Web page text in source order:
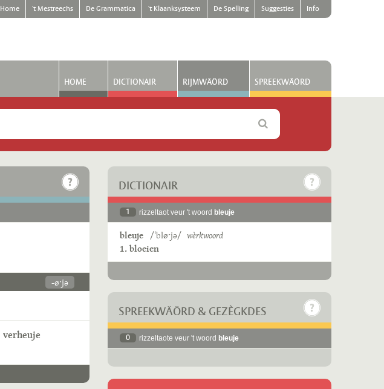
Home 't Mestreechs De Grammatica 't Klaanksysteem De Spelling Suggesties Info
HOME DICTIONAIR RIJMWÄÖRD SPREEKWÄÖRD
-øˑjə
verheuje
DICTIONAIR
1 rizzeltaot veur 't woord bleuje
bleuje /ˈbløˑjə/ wèrkwoord
1. bloeien
SPREEKWÄÖRD & GEZÈGKDES
0 rizzeltaote veur 't woord bleuje